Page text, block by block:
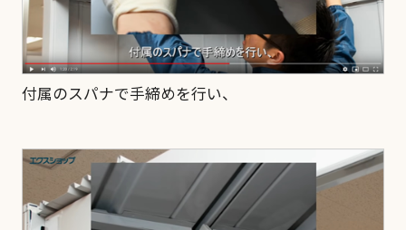
付属のスパナで手締めを行い、